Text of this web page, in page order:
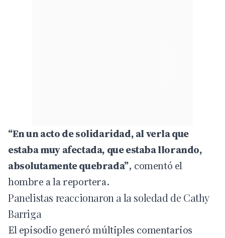
“En un acto de solidaridad, al verla que
estaba muy afectada, que estaba llorando,
absolutamente quebrada”, comentó el
hombre a la reportera.
Panelistas reaccionaron a la soledad de Cathy
Barriga
El episodio generó múltiples comentarios